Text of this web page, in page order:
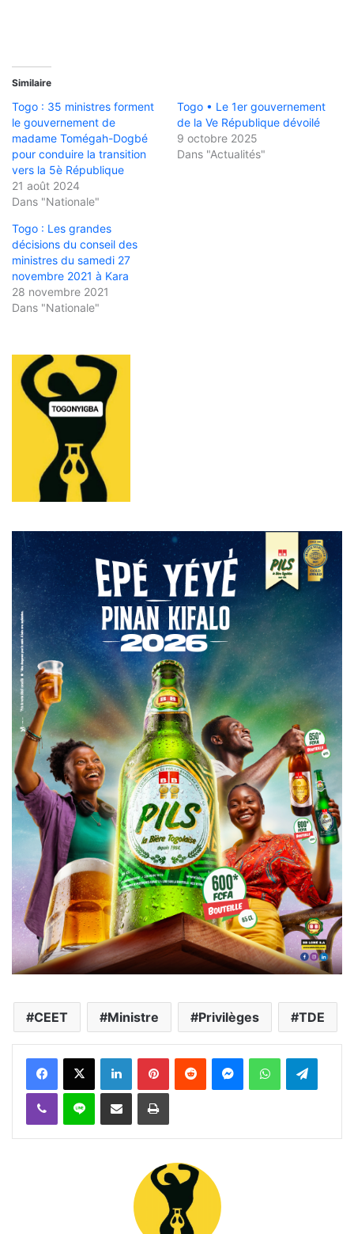
Similaire
Togo : 35 ministres forment
le gouvernement de
madame Tomégah-Dogbé
pour conduire la transition
vers la 5è République
21 août 2024
Dans "Nationale"
Togo • Le 1er gouvernement
de la Ve République dévoilé
9 octobre 2025
Dans "Actualités"
Togo : Les grandes
décisions du conseil des
ministres du samedi 27
novembre 2021 à Kara
28 novembre 2021
Dans "Nationale"
CEET Ministre Privilèges TDE
FacebookX Linkedin PinterestReddit MessengerWhatsAppTelegram
Viber Ligne Partager par email Imprimer